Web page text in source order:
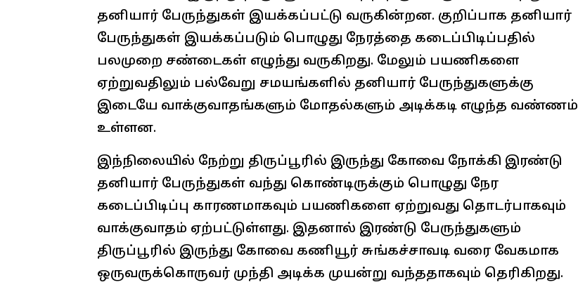
தனியார் பேருந்துகள் இயக்கப்பட்டு வருகின்றன. குறிப்பாக தனியார்
பேருந்துகள் இயக்கப்படும் பொழுது நேரத்தை கடைப்பிடிப்பதில்
பலமுறை சண்டைகள் எழுந்து வருகிறது. மேலும் பயணிகளை
ஏற்றுவதிலும் பல்வேறு சமயங்களில் தனியார் பேருந்துகளுக்கு
இடையே வாக்குவாதங்களும் மோதல்களும் அடிக்கடி எழுந்த வண்ணம்
உள்ளன.
இந்நிலையில் நேற்று திருப்பூரில் இருந்து கோவை நோக்கி இரண்டு
தனியார் பேருந்துகள் வந்து கொண்டிருக்கும் பொழுது நேர
கடைப்பிடிப்பு காரணமாகவும் பயணிகளை ஏற்றுவது தொடர்பாகவும்
வாக்குவாதம் ஏற்பட்டுள்ளது. இதனால் இரண்டு பேருந்துகளும்
திருப்பூரில் இருந்து கோவை கணியூர் சுங்கச்சாவடி வரை வேகமாக
ஒருவருக்கொருவர் முந்தி அடிக்க முயன்று வந்ததாகவும் தெரிகிறது.